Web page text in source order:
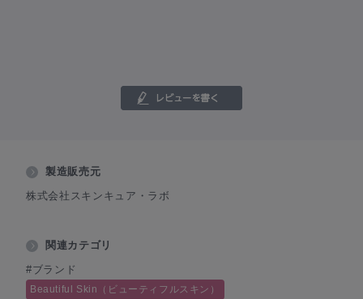
製造販売元
株式会社スキンキュア・ラボ
関連カテゴリ
#ブランド
Beautiful Skin（ビューティフルスキン）